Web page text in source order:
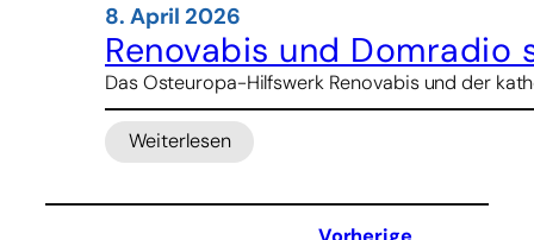
zwischen
den
Religionen
–
Weltkirche-
Bischof
Meier
in
8. April 2026
Renovabis und
Das Osteuropa-Hilfswerk Renovabis und der
Weiterlesen
:
und